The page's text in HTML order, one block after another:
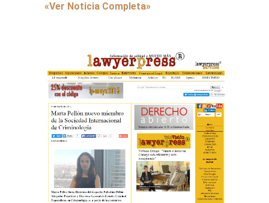
«Ver Noticia Completa»